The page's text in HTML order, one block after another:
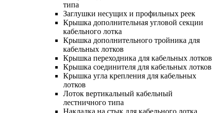
типа
Заглушки несущих и профильных реек
Крышка дополнительная угловой секции
кабельного лотка
Крышка дополнительного тройника для
кабельных лотков
Крышка переходника для кабельных лотков
Крышка соединителя для кабельных лотков
Крышка угла крепления для кабельных
лотков
Лоток вертикальный кабельный
лестничного типа
Накладка на стык для кабельного лотка